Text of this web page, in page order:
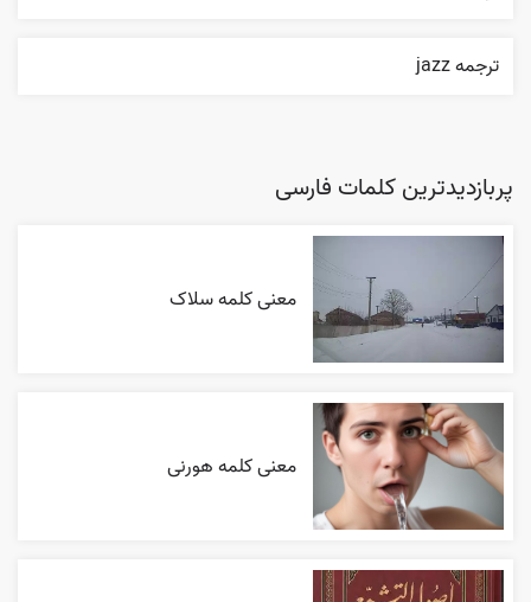
ترجمه jazz
پربازدیدترین کلمات فارسی
معنی کلمه سلاک
معنی کلمه هورنی